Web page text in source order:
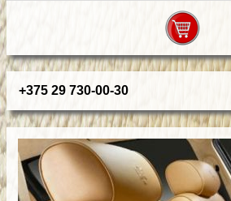
+375 29 730-00-30